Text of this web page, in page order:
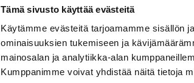
Tämä sivusto käyttää evästeitä
Käytämme evästeitä tarjoamamme sisällön
ominaisuuksien tukemiseen ja
mainosalan ja analytiikka-alan
Kumppanimme voivat yhdistää näitä tietoja
VERMON